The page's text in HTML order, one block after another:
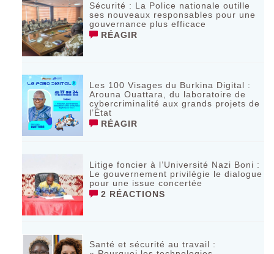
Sécurité : La Police nationale outille
ses nouveaux responsables pour une
gouvernance plus efficace
RÉAGIR
Les 100 Visages du Burkina Digital :
Arouna Ouattara, du laboratoire de
cybercriminalité aux grands projets de
l’État
RÉAGIR
Litige foncier à l’Université Nazi Boni :
Le gouvernement privilégie le dialogue
pour une issue concertée
2 RÉACTIONS
Santé et sécurité au travail :